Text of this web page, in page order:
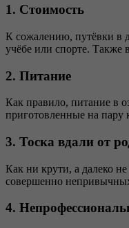
1. Стоимость
К сожалению, путёвки в
учёбе или спорте. Также
2. Питание
Как правило, питание в
приготовленные на пару
3. Тоска вдали от
Как ни крути, а далеко
совершенно непривычных
4.